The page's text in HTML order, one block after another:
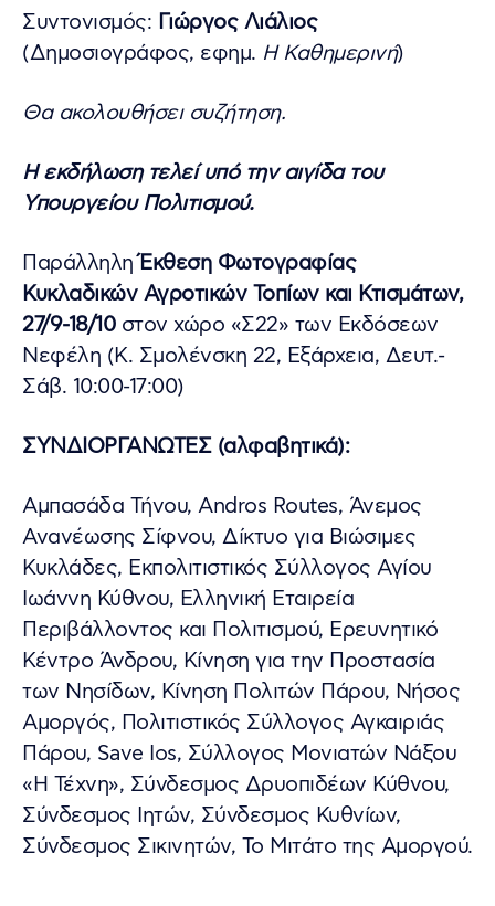
Συντονισμός: Γιώργος Λιάλιος
(Δημοσιογράφος, εφημ. Η Καθημερινή)
Θα ακολουθήσει συζήτηση.
Η εκδήλωση τελεί υπό την αιγίδα του
Υπουργείου Πολιτισμού.
ΠαράλληληΈκθεση Φωτογραφίας
Κυκλαδικών Αγροτικών Τοπίων και Κτισμάτων,
27/9-18/10στον χώρο «Σ22» των Εκδόσεων
Νεφέλη (Κ. Σμολένσκη 22, Εξάρχεια, Δευτ.-
Σάβ. 10:00-17:00)
ΣΥΝΔΙΟΡΓΑΝΩΤΕΣ (αλφαβητικά):
Αμπασάδα Τήνου, Andros Routes, Άνεμος
Ανανέωσης Σίφνου, Δίκτυο για Βιώσιμες
Κυκλάδες, Εκπολιτιστικός Σύλλογος Αγίου
Ιωάννη Κύθνου, Ελληνική Εταιρεία
Περιβάλλοντος και Πολιτισμού, Ερευνητικό
Κέντρο Άνδρου, Κίνηση για την Προστασία
των Νησίδων, Κίνηση Πολιτών Πάρου, Νήσος
Αμοργός, Πολιτιστικός Σύλλογος Αγκαιριάς
Πάρου, Save Ios, Σύλλογος Μονιατών Νάξου
«Η Τέχνη», Σύνδεσμος Δρυοπιδέων Κύθνου,
Σύνδεσμος Ιητών, Σύνδεσμος Κυθνίων,
Σύνδεσμος Σικινητών, Το Μιτάτο της Αμοργού.